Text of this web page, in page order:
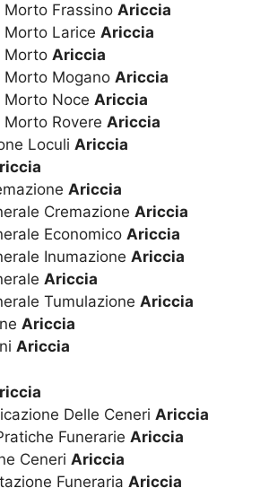
Morto Frassino Ariccia
Morto Larice Ariccia
Morto Ariccia
Morto Mogano Ariccia
Morto Noce Ariccia
Morto Rovere Ariccia
Loculi Ariccia
Ariccia
Cremazione Ariccia
Economico Ariccia
Inumazione Ariccia
Ariccia
Tumulazione Ariccia
Ariccia
Ariccia
Delle Ceneri Ariccia
Funerarie Ariccia
Ceneri Ariccia
Funeraria Ariccia